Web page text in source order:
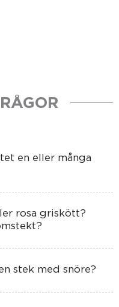
en eller många
rosa griskött?
stek med snöre?